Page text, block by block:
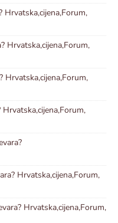
Hrvatska,cijena,Forum,
Hrvatska,cijena,Forum,
Hrvatska,cijena,Forum,
Hrvatska,cijena,Forum,
Hrvatska,cijena,Forum,